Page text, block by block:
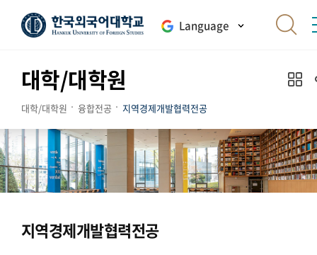
Language
대학/대학원
대학/대학원 융합전공 지역경제개발협력전공
지역경제개발협력전공